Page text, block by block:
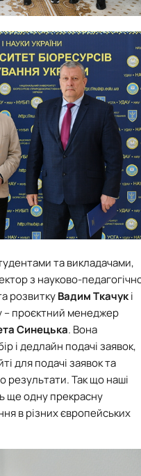
та викладачами,
з науково-
розвиткуВадим Ткачукі
– проєктний менеджер
Синецька. Вона
і дедлайн подачі заявок,
для подачі заявок та
результати. Так що наші
ще одну прекрасну
в різних європейських